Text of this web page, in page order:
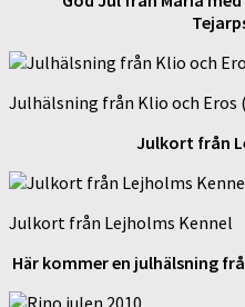
Julhälsning från Klio och
Julkort från
Julkort från Lejholms Kennel
Här kommer en julhälsning